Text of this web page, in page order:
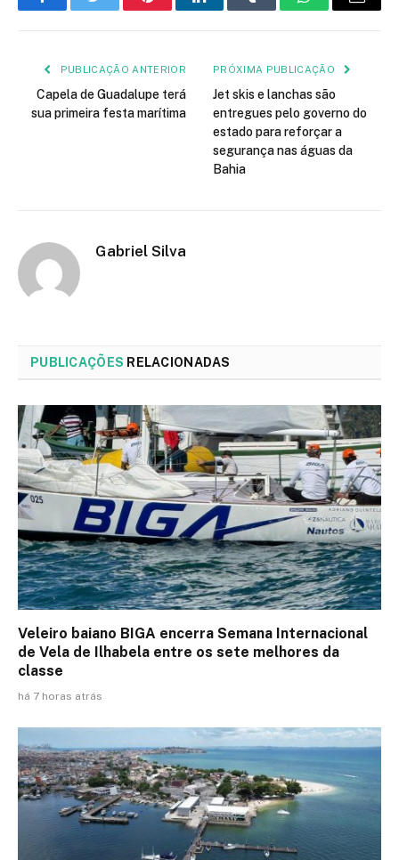
FacebookTwitter PinterestLinkedInTumblr WhatsApp
E-
PUBLICAÇÃO ANTERIOR
Capela de Guadalupe terá
sua primeira festa marítima
PRÓXIMA PUBLICAÇÃO
Jet skis e lanchas são
entregues pelo governo do
estado para reforçar a
segurança nas águas da
Bahia
Gabriel Silva
PUBLICAÇÕES RELACIONADAS
Veleiro baiano BIGA encerra Semana Internacional
de Vela de Ilhabela entre os sete melhores da
classe
há 7 horas atrás